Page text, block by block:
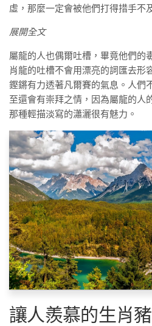
虛，那麼一定會被他們打得措手不
展開全文
屬龍的人也偶爾吐槽，畢竟他們的
肖龍的吐槽不會用漂亮的詞匯去形
鏗鏘有力透著凡爾賽的氣息。人們
至還會有崇拜之情，因為屬龍的人
那種輕描淡寫的瀟灑很有魅力。
讓人羨慕的生肖豬